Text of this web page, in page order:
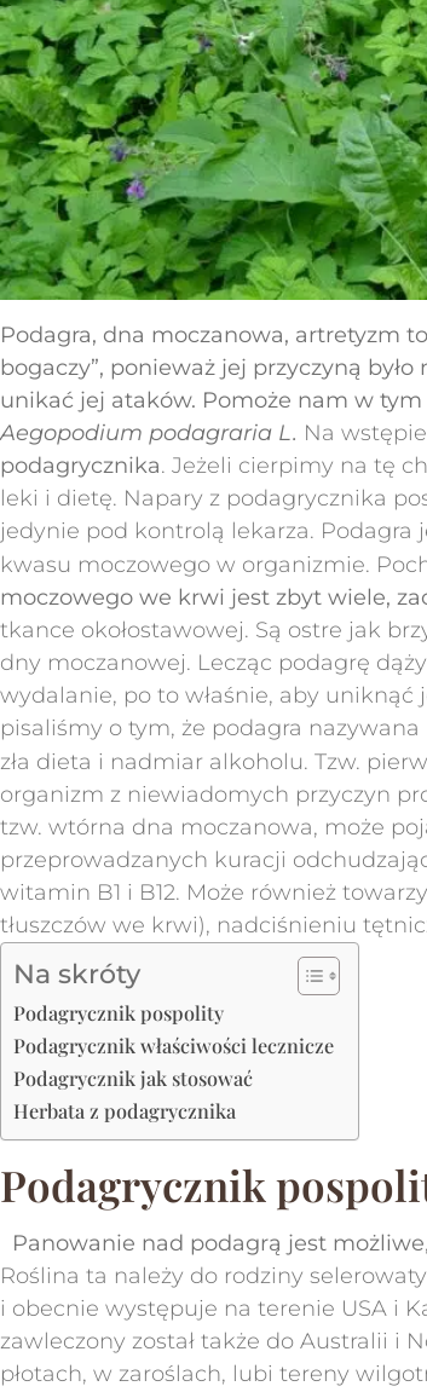
Podagra, dna moczanowa, artretyzm
bogaczy”, ponieważ jej przyczyną
unikać jej ataków. Pomoże nam w
Aegopodium podagraria L. Na
podagrycznika. Jeżeli cierpimy na tę
leki i dietę. Napary z podagrycznika
jedynie pod kontrolą lekarza. Podagra
kwasu moczowego w organizmie.
moczowego we krwi jest zbyt wiele,
tkance okołostawowej. Są ostre jak
dny moczanowej. Lecząc podagrę
wydalanie, po to właśnie, aby uniknąć
pisaliśmy o tym, że podagra
zła dieta i nadmiar alkoholu. Tzw.
organizm z niewiadomych przyczyn
tzw. wtórna dna moczanowa, może
przeprowadzanych kuracji
witamin B1 i B12. Może również
tłuszczów we krwi), nadciśnieniu
Na skróty
Podagrycznik pospolity
Podagrycznik właściwości lecznicze
Podagrycznik jak stosować
Herbata z podagrycznika
Podagrycznik
Panowanie nad podagrą jest możliwe
Roślina ta należy do rodziny
i obecnie występuje na terenie USA i
zawleczony został także do Australii i
płotach, w zaroślach, lubi tereny